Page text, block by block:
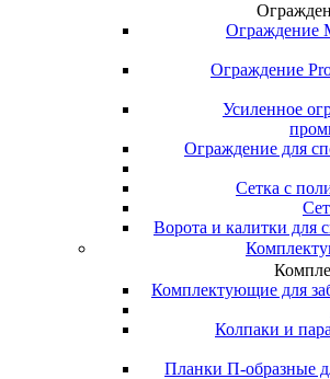
Ограждение
Ограждение
Усиленное
Ограждение для
Сетка с
Ворота и калитки для
Комплектующие для
Колпаки и
Планки П-образные